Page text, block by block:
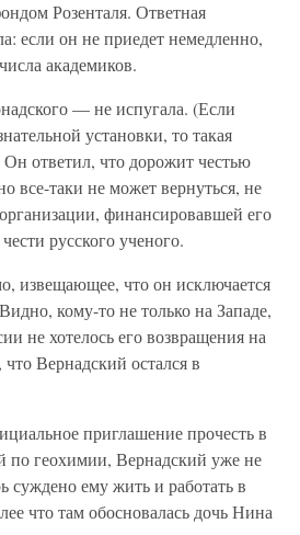
Розенталя. Ответная
если он не приедет немедленно,
академиков.
— не испугала. (Если
установки, то такая
Он ответил, что дорожит честью
все-таки не может вернуться, не
финансировавшей его
русского ученого.
извещающее, что он исключается
кому-то не только на Западе,
не хотелось его возвращения на
Вернадский остался в
приглашение прочесть в
по геохимии, Вернадский уже не
суждено ему жить и работать в
что там обосновалась дочь Нина